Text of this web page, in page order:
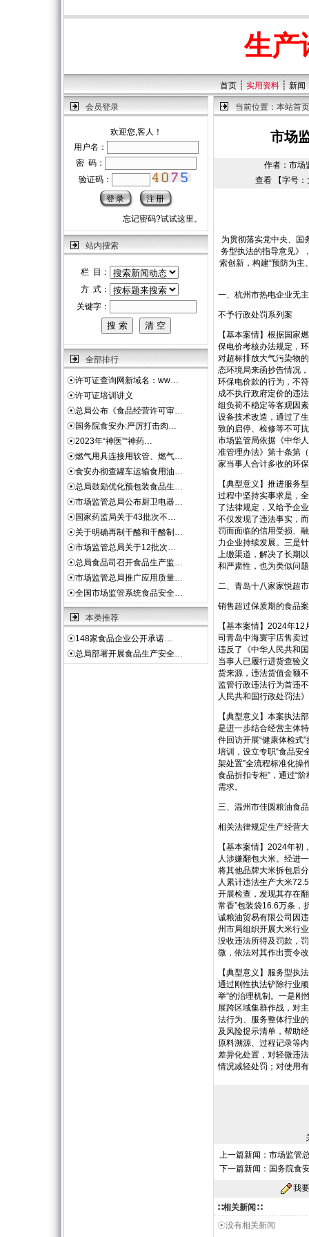
生产
首页 ┊ 实用资料 ┊ 新闻
会员登录
欢迎您,客人！
用户名：
密 码：
验证码：
忘记密码?试试这里。
站内搜索
栏 目：
方 式：
关键字：
全部排行
☉许可证查询网新域名：ww…
☉许可证培训讲义
☉总局公布《食品经营许可审…
☉国务院食安办:严厉打击肉…
☉2023年“神医”“神药…
☉燃气用具连接用软管、燃气…
☉食安办彻查罐车运输食用油…
☉总局鼓励优化预包装食品生…
☉市场监管总局公布厨卫电器…
☉国家药监局关于43批次不…
☉关于明确再制干酪和干酪制…
☉市场监管总局关于12批次…
☉总局食品司召开食品生产监…
☉市场监管总局推广应用质量…
☉全国市场监管系统食品安全…
本类推荐
☉148家食品企业公开承诺…
☉总局部署开展食品生产安全…
当前位置： 本站首页
市场
作者：市场
查看 【字号：
为贯彻落实党中央、国
务型执法的指导意见》
索创新，构建“预防为
一、杭州市热电企业无
不予行政处罚系列案
【基本案情】根据国家
保电价考核办法规定，
对超标排放大气污染物
态环境局来函抄告情况
环保电价款的行为，不
成不执行政府定价的违
组负荷不稳定等客观因
设备技术改造，通过了
致的启停、检修等不可
市场监管局依据《中华
准管理办法》第十条第
家当事人合计多收的环
【典型意义】推进服务
过程中坚持实事求是，
了法律规定，又给予企
不仅发现了违法事实，
罚而面临的信用受损、
力企业持续发展。三是
上缴渠道，解决了长期
和严肃性，也为类似问
二、青岛十八家家悦超
销售超过保质期的食品案
【基本案情】2024年
司青岛中海寰宇店售卖
违反了《中华人民共和
当事人已履行进货查验
货来源，违法货值金额
监管行政违法行为首违
人民共和国行政处罚法
【典型意义】本案执法
是进一步结合经营主体
件回访开展“健康体检式
培训，设立专职“食品
架处置”全流程标准化操
食品折扣专柜”，通过“
需求。
三、温州市佳圆粮油食
相关法律规定生产经营
【基本案情】2024年
人涉嫌翻包大米。经进
将其他品牌大米拆包后
人累计违法生产大米
开展检查，发现其存在
常香”包装袋16.6万条，
诚粮油贸易有限公司因
州市局组织开展大米行
没收违法所得及罚款，
微，依法对其作出责令
【典型意义】服务型执
通过刚性执法铲除行业
举”的治理机制。一是刚
展跨区域集群作战，对
法行为、服务整体行业
及风险提示清单，帮助
原料溯源、过程记录等
差异化处置，对轻微违
情况减轻处罚；对使用
上一篇新闻： 市场监管
下一篇新闻： 国务院食
我
∷相关新闻∷
☉没有相关新闻